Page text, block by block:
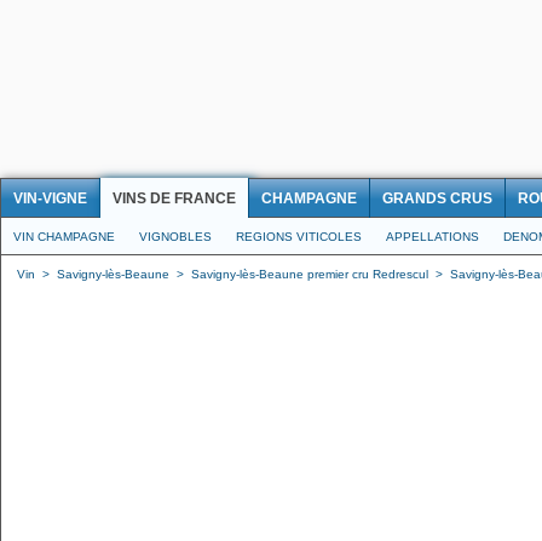
VIN-VIGNE VINS DE FRANCE CHAMPAGNE GRANDS CRUS
VIN CHAMPAGNE VIGNOBLES REGIONS VITICOLES APPELLATIONS
Vin > Savigny-lès-Beaune > Savigny-lès-Beaune premier cru Redrescul > Savigny-lès-